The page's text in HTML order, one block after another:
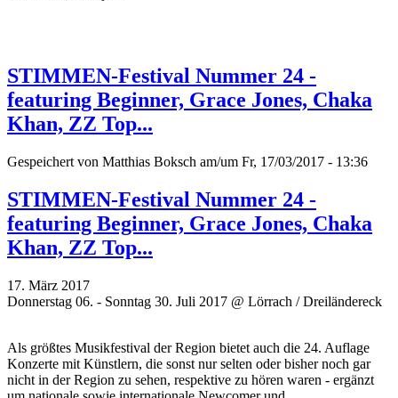
STIMMEN-Festival Nummer 24 -
featuring Beginner, Grace Jones, Chaka
Khan, ZZ Top...
Gespeichert von Matthias Boksch am/um Fr, 17/03/2017 - 13:36
STIMMEN-Festival Nummer 24 -
featuring Beginner, Grace Jones, Chaka
Khan, ZZ Top...
17. März 2017
Donnerstag 06. - Sonntag 30. Juli 2017 @ Lörrach / Dreiländereck
Als größtes Musikfestival der Region bietet auch die 24. Auflage
Konzerte mit Künstlern, die sonst nur selten oder bisher noch gar
nicht in der Region zu sehen, respektive zu hören waren - ergänzt